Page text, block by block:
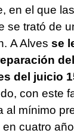
en el que
se trató de
A Alves se
del juicio
con este
al mínimo
cuatro